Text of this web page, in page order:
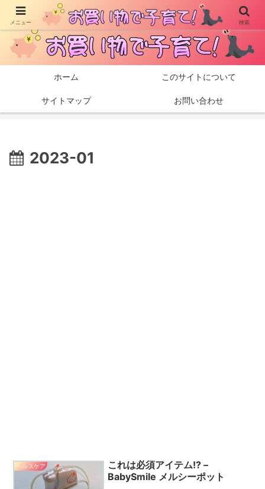
子育て用に買ったものを紹介していきます!
ホーム このサイトについて
サイトマップ お問い合わせ
2023-01
ヘルスケア
これは必須アイテム!? –
BabySmile メルシーポット
メニュー 検索